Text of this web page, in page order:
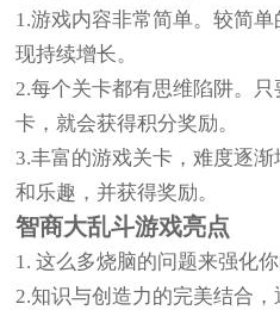
1.游戏内容非常简单。较简
现持续增长。
2.每个关卡都有思维陷阱。
卡，就会获得积分奖励。
3.丰富的游戏关卡，难度逐
和乐趣，并获得奖励。
智商大乱斗游戏亮点
1. 这么多烧脑的问题来强化你
2.知识与创造力的完美结合